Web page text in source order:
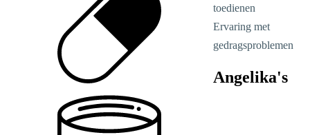
toedienen
Ervaring met
gedragsproblemen
Angelika's